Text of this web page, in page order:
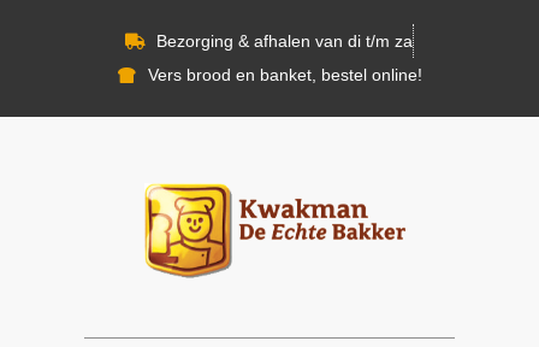
Bezorging & afhalen van di t/m za
Vers brood en banket, bestel online!